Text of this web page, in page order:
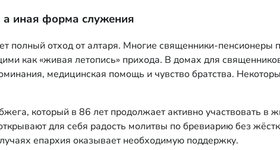
иная форма служения
полный отход от алтаря. Многие священники-
как «живая летопись» прихода. В домах для
медицинская помощь и чувство братства.
который в 86 лет продолжает активно участвовать в
для себя радость молитвы по бревиарию без
епархия оказывает необходимую поддержку.